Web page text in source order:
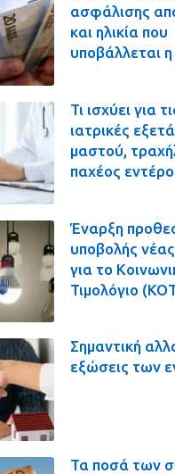
ασφάλισης
και ηλικία που
υποβάλλεται
Τι ισχύει για
ιατρικές
μαστού,
παχέος
Έναρξη
υποβολής
για το
Τιμολόγιο
Σημαντική
εξώσεις των
Τα ποσά των